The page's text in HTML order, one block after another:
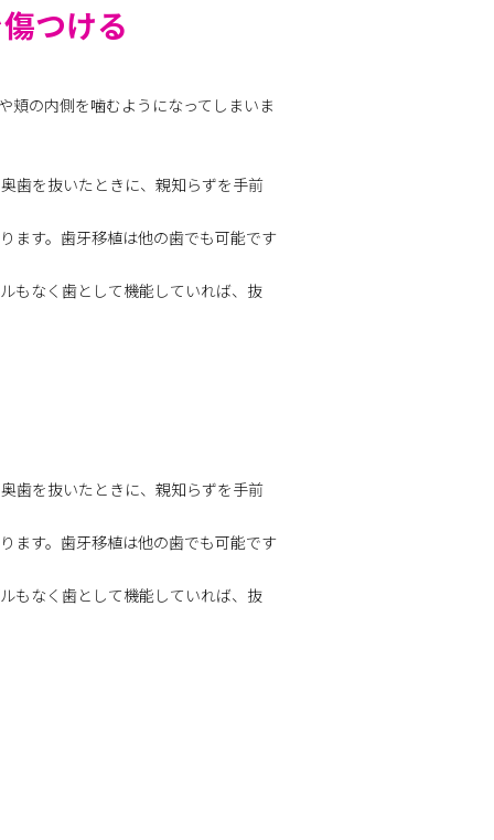
つける
頬の内側を噛むようになってしまいま
歯を抜いたときに、親知らずを手前
ます。歯牙移植は他の歯でも可能です
もなく歯として機能していれば、抜
歯を抜いたときに、親知らずを手前
ます。歯牙移植は他の歯でも可能です
もなく歯として機能していれば、抜